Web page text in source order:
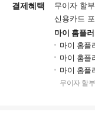
결제혜택
무이자 할
신용카드
마이 홈플
마이 홈플
마이 홈플
마이 홈플
무이자 할